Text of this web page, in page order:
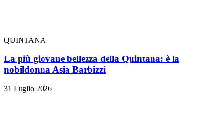
QUINTANA
La più giovane bellezza della Quintana: è la
nobildonna Asia Barbizzi
31 Luglio 2026